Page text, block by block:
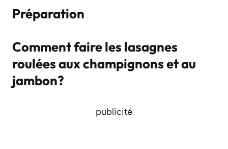
Préparation
Comment faire les lasagnes
roulées aux champignons et au
jambon?
publicité